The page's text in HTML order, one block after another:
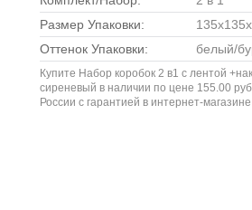
Размер Упаковки:
Оттенок Упаковки:
белый/
Купите Набор коробок 2 в1 с лентой
сиреневый в наличии по цене 155.00 руб
России с гарантией в интернет-